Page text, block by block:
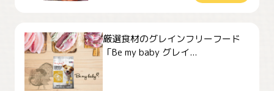
厳選食材のグレインフリーフード
「Be my baby グレイ...